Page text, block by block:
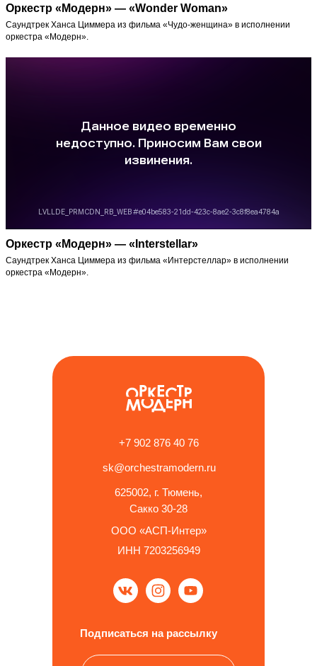
Оркестр «Модерн» — «Wonder Woman»
Саундтрек Ханса Циммера из фильма «Чудо-женщина» в исполнении
оркестра «Модерн».
Оркестр «Модерн» — «Interstellar»
Саундтрек Ханса Циммера из фильма «Интерстеллар» в исполнении
оркестра «Модерн».
ООО «АСП-Интер»
ИНН 7203256949
sk@orchestramodern.ru
+7 902 876 40 76
625002, г. Тюмень,
Сакко 30-28
Подписаться на рассылку